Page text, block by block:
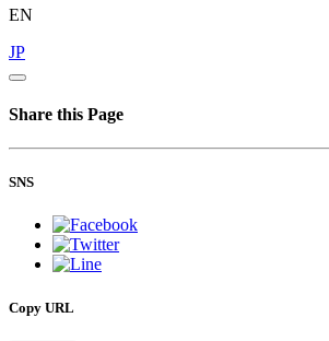
EN
JP
Share this Page
SNS
Copy URL